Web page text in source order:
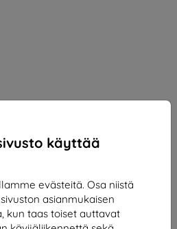
käyttää
evästeitä. Osa niistä
asianmukaisen
kun taas toiset auttavat
Protective film for Huawei